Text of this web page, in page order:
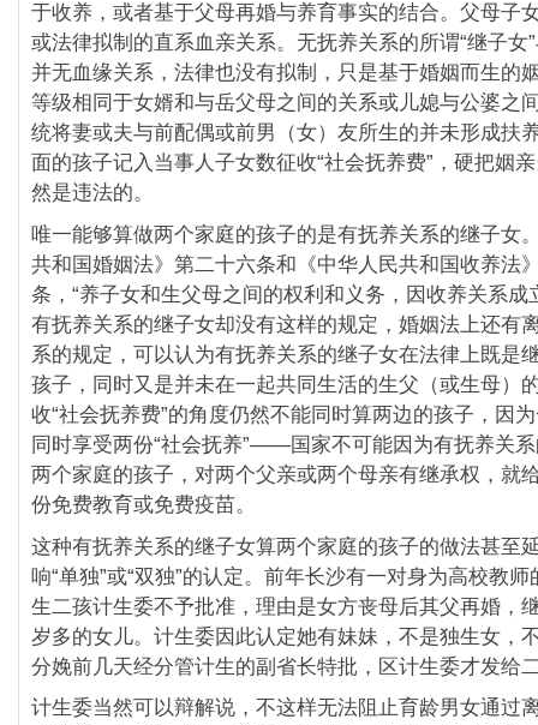
于收养，或者基于父母再婚与养育事实的结合。父母子
或法律拟制的直系血亲关系。无抚养关系的所谓“继子女”
并无血缘关系，法律也没有拟制，只是基于婚姻而生的
等级相同于女婿和与岳父母之间的关系或儿媳与公婆之
统将妻或夫与前配偶或前男（女）友所生的并未形成扶
面的孩子记入当事人子女数征收“社会抚养费”，硬把姻
然是违法的。
唯一能够算做两个家庭的孩子的是有抚养关系的继子女
共和国婚姻法》第二十六条和《中华人民共和国收养法
条，“养子女和生父母之间的权利和义务，因收养关系成
有抚养关系的继子女却没有这样的规定，婚姻法上还有
系的规定，可以认为有抚养关系的继子女在法律上既是
孩子，同时又是并未在一起共同生活的生父（或生母）
收“社会抚养费”的角度仍然不能同时算两边的孩子，因
同时享受两份“社会抚养”——国家不可能因为有抚养关
两个家庭的孩子，对两个父亲或两个母亲有继承权，就
份免费教育或免费疫苗。
这种有抚养关系的继子女算两个家庭的孩子的做法甚至
响“单独”或“双独”的认定。前年长沙有一对身为高校教师
生二孩计生委不予批准，理由是女方丧母后其父再婚，
岁多的女儿。计生委因此认定她有妹妹，不是独生女，
分娩前几天经分管计生的副省长特批，区计生委才发给
计生委当然可以辩解说，不这样无法阻止育龄男女通过